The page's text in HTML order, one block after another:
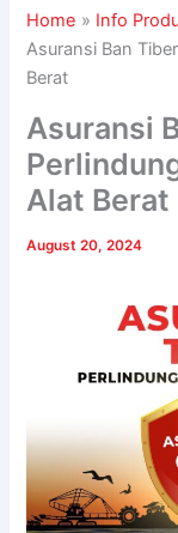
Home
Info
Asuransi Ban
Berat
Asuransi
Alat Berat
August 20, 2024